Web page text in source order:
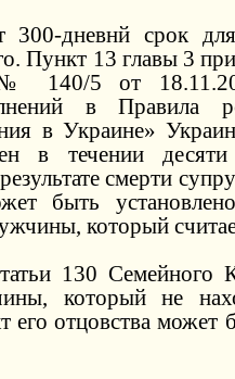
300-дневнй срок
Пункт 13 главы 3
140/5 от
в Правила
в Украине»
в течении
смерти
быть
который
130 Семейного
который не
его отцовства может